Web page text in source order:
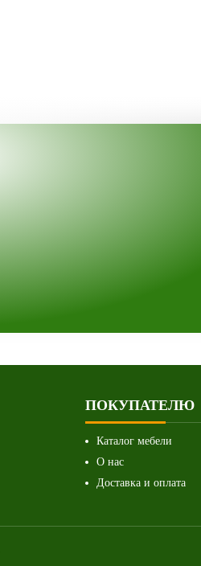
ПОКУПАТЕЛЮ
Каталог мебели
О нас
Доставка и оплата